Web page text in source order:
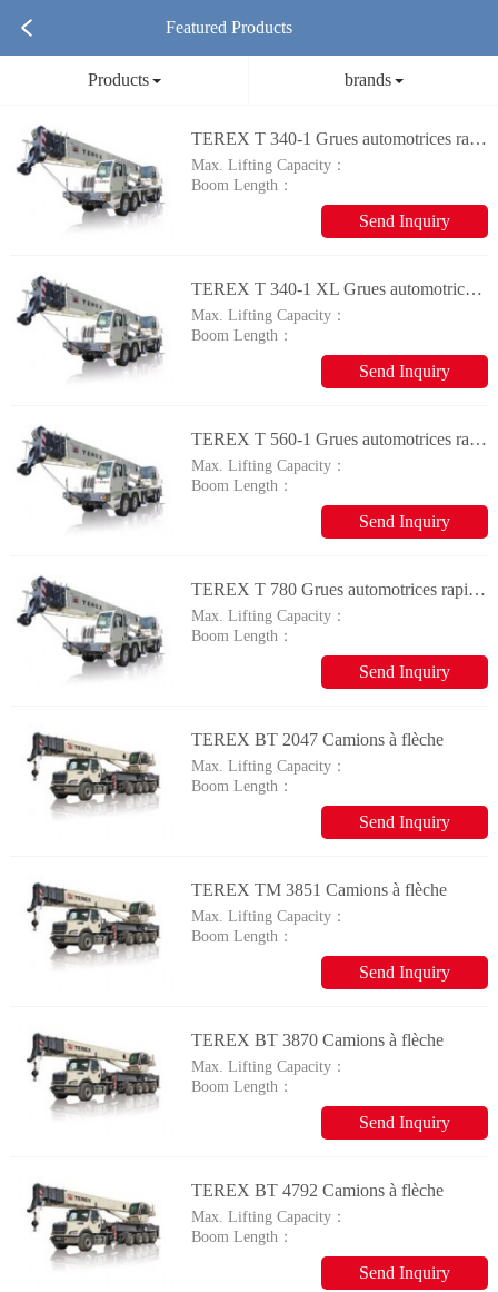
Featured Products
Products brands
TEREX T 340-1 Grues automotrices rapides à flèche télescopique
Max. Lifting Capacity：
Boom Length：
Send Inquiry
TEREX T 340-1 XL Grues automotrices rapides à flèche télescopique
Max. Lifting Capacity：
Boom Length：
Send Inquiry
TEREX T 560-1 Grues automotrices rapides à flèche télescopique
Max. Lifting Capacity：
Boom Length：
Send Inquiry
TEREX T 780 Grues automotrices rapides à flèche télescopique
Max. Lifting Capacity：
Boom Length：
Send Inquiry
TEREX BT 2047 Camions à flèche
Max. Lifting Capacity：
Boom Length：
Send Inquiry
TEREX TM 3851 Camions à flèche
Max. Lifting Capacity：
Boom Length：
Send Inquiry
TEREX BT 3870 Camions à flèche
Max. Lifting Capacity：
Boom Length：
Send Inquiry
TEREX BT 4792 Camions à flèche
Max. Lifting Capacity：
Boom Length：
Send Inquiry